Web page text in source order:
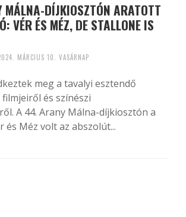
DÍJKIOSZTÓN ARATOTT
VÉR ÉS MÉZ, DE STALLONE IS
MÁRCIUS 10. VASÁRNAP
meg a tavalyi esztendő
és színészi
A 44. Arany Málna-díjkiosztón a
és Méz volt az abszolút...